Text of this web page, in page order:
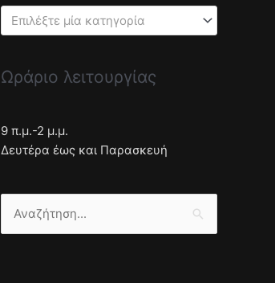
Επιλέξτε μία κατηγορία
Ωράριο λειτουργίας
9 π.μ.-2 μ.μ.
Δευτέρα έως και Παρασκευή
Αναζήτηση
για: